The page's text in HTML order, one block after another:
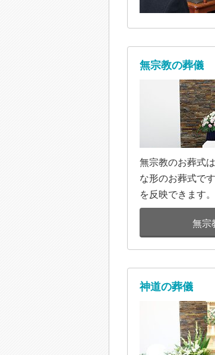
無宗教の葬儀
無宗教のお葬式
な形のお葬式で
を反映できます。
無宗
神道の葬儀